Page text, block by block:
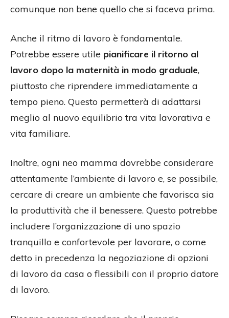
comunque non bene quello che si faceva prima.
Anche il ritmo di lavoro è fondamentale.
Potrebbe essere utile pianificare il ritorno al
lavoro dopo la maternità in modo graduale,
piuttosto che riprendere immediatamente a
tempo pieno. Questo permetterà di adattarsi
meglio al nuovo equilibrio tra vita lavorativa e
vita familiare.
Inoltre, ogni neo mamma dovrebbe considerare
attentamente l’ambiente di lavoro e, se possibile,
cercare di creare un ambiente che favorisca sia
la produttività che il benessere. Questo potrebbe
includere l’organizzazione di uno spazio
tranquillo e confortevole per lavorare, o come
detto in precedenza la negoziazione di opzioni
di lavoro da casa o flessibili con il proprio datore
di lavoro.